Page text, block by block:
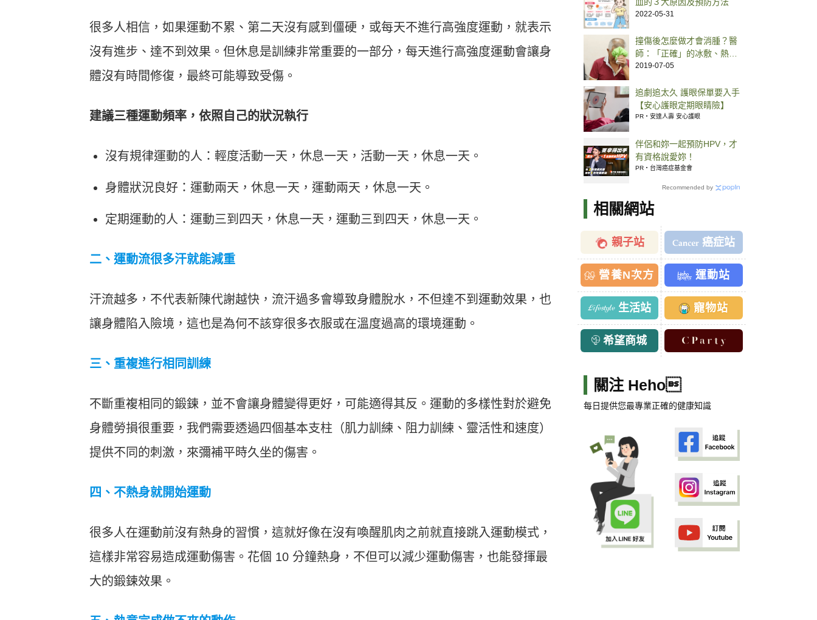
很多人相信，如果運動不累、第二天沒有感到僵硬，或每天不進行高強度運動，就表示
沒有進步、達不到效果。但休息是訓練非常重要的一部分，每天進行高強度運動會讓身
體沒有時間修復，最終可能導致受傷。
建議三種運動頻率，依照自己的狀況執行
沒有規律運動的人：輕度活動一天，休息一天，活動一天，休息一天。
身體狀況良好：運動兩天，休息一天，運動兩天，休息一天。
定期運動的人：運動三到四天，休息一天，運動三到四天，休息一天。
二、運動流很多汗就能減重
汗流越多，不代表新陳代謝越快，流汗過多會導致身體脫水，不但達不到運動效果，也
讓身體陷入險境，這也是為何不該穿很多衣服或在溫度過高的環境運動。
三、重複進行相同訓練
不斷重複相同的鍛鍊，並不會讓身體變得更好，可能適得其反。運動的多樣性對於避免
身體勞損很重要，我們需要透過四個基本支柱（肌力訓練、阻力訓練、靈活性和速度）
提供不同的刺激，來彌補平時久坐的傷害。
四、不熱身就開始運動
很多人在運動前沒有熱身的習慣，這就好像在沒有喚醒肌肉之前就直接跳入運動模式，
這樣非常容易造成運動傷害。花個 10 分鐘熱身，不但可以減少運動傷害，也能發揮最
大的鍛鍊效果。
2022-05-31
撞傷後怎麼做才會消腫？醫
師：「正確」的冰敷、熱
敷、按摩
2019-07-05
追劇追太久 護眼保單要入手
【安心護眼定期眼睛險】
PR・安達人壽 安心護眼
伴侶和妳一起預防HPV，才
有資格說愛妳！
PR・台灣癌症基金會
Recommended by
相關網站
親子站 癌症站
營養N次方 運動站
生活站 寵物站
希望商城
關注 Heho
每日提供您最專業正確的健康知識